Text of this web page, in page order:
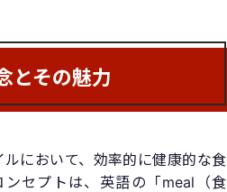
とその魅力
において、効率的に健康的な食
セプトは、英語の「meal（食